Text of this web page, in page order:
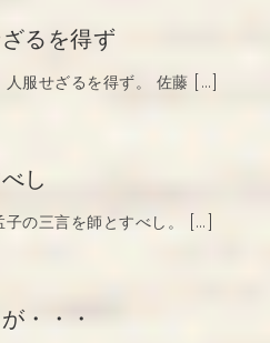
るを得ず
服せざるを得ず。 佐藤 […]
し
の三言を師とすべし。 […]
・・・